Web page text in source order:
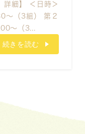
細】 ＜日時＞
（3組） 第２
～（3...
続きを読む